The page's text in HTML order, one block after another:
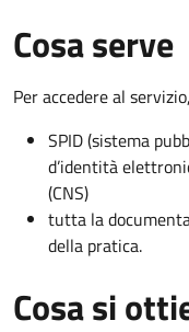
Cosa serve
Per accedere al
SPID (sistema
d’identità
(CNS)
tutta la
della pratica.
Cosa si